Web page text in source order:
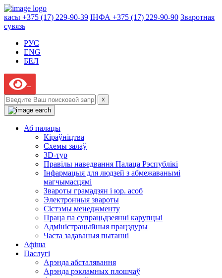
касы +375 (17) 229-90-39 ІНФА +375 (17) 229-90-90 Зваротная
сувязь
РУС
ENG
БЕЛ
☓
Аб палацы
Кіраўніцтва
Схемы залаў
3D-тур
Правілы наведвання Палаца Рэспублікі
Інфармацыя для людзей з абмежаванымі
магчымасцямі
Звароты грамадзян і юр. асоб
Электронныя звароты
Сістэмы менеджменту
Праца па супрацьдзеянні карупцыі
Адміністрацыйныя працэдуры
Часта задаваныя пытанні
Афіша
Паслугі
Арэнда абсталявання
Арэнда рэкламных плошчаў